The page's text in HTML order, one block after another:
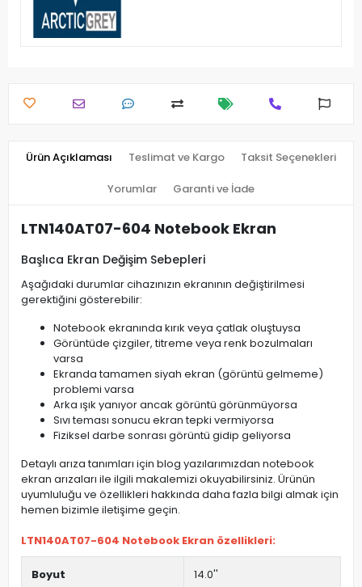
Ürün Açıklaması Teslimat ve Kargo Taksit Seçenekleri
Yorumlar Garanti ve İade
LTN140AT07-604 Notebook Ekran
Başlıca Ekran Değişim Sebepleri
Aşağıdaki durumlar cihazınızın ekranının değiştirilmesi
gerektiğini gösterebilir:
Notebook ekranında kırık veya çatlak oluştuysa
Görüntüde çizgiler, titreme veya renk bozulmaları
varsa
Ekranda tamamen siyah ekran (görüntü gelmeme)
problemi varsa
Arka ışık yanıyor ancak görüntü görünmüyorsa
Sıvı teması sonucu ekran tepki vermiyorsa
Fiziksel darbe sonrası görüntü gidip geliyorsa
Detaylı arıza tanımları için blog yazılarımızdan notebook
ekran arızaları ile ilgili makalemizi okuyabilirsiniz. Ürünün
uyumluluğu ve özellikleri hakkında daha fazla bilgi almak için
hemen bizimle iletişime geçin.
LTN140AT07-604 Notebook Ekran özellikleri:
Boyut 14.0''